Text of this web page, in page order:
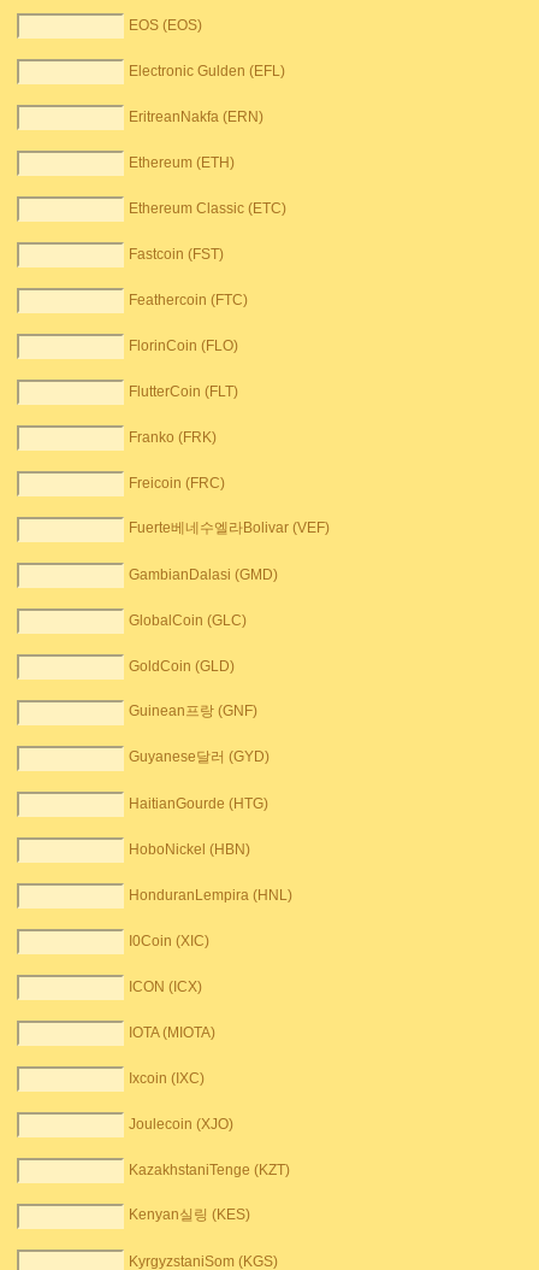
EOS (EOS)
Electronic Gulden (EFL)
EritreanNakfa (ERN)
Ethereum (ETH)
Ethereum Classic (ETC)
Fastcoin (FST)
Feathercoin (FTC)
FlorinCoin (FLO)
FlutterCoin (FLT)
Franko (FRK)
Freicoin (FRC)
Fuerte베네수엘라Bolivar (VEF)
GambianDalasi (GMD)
GlobalCoin (GLC)
GoldCoin (GLD)
Guinean프랑 (GNF)
Guyanese달러 (GYD)
HaitianGourde (HTG)
HoboNickel (HBN)
HonduranLempira (HNL)
I0Coin (XIC)
ICON (ICX)
IOTA (MIOTA)
Ixcoin (IXC)
Joulecoin (XJO)
KazakhstaniTenge (KZT)
Kenyan실링 (KES)
KyrgyzstaniSom (KGS)